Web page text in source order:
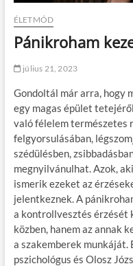
ÉLETMÓD
Pánikroham
július 21, 2023
Gondoltál már arra, hogy
egy magas épület
való félelem természetes
felgyorsulásában,
szédülésben,
megnyilvánulhat. Azok,
ismerik ezeket az
jelentkeznek. A
a kontrollvesztés érzését
közben, hanem az annak
a szakemberek munkáját.
pszichológus és Olosz